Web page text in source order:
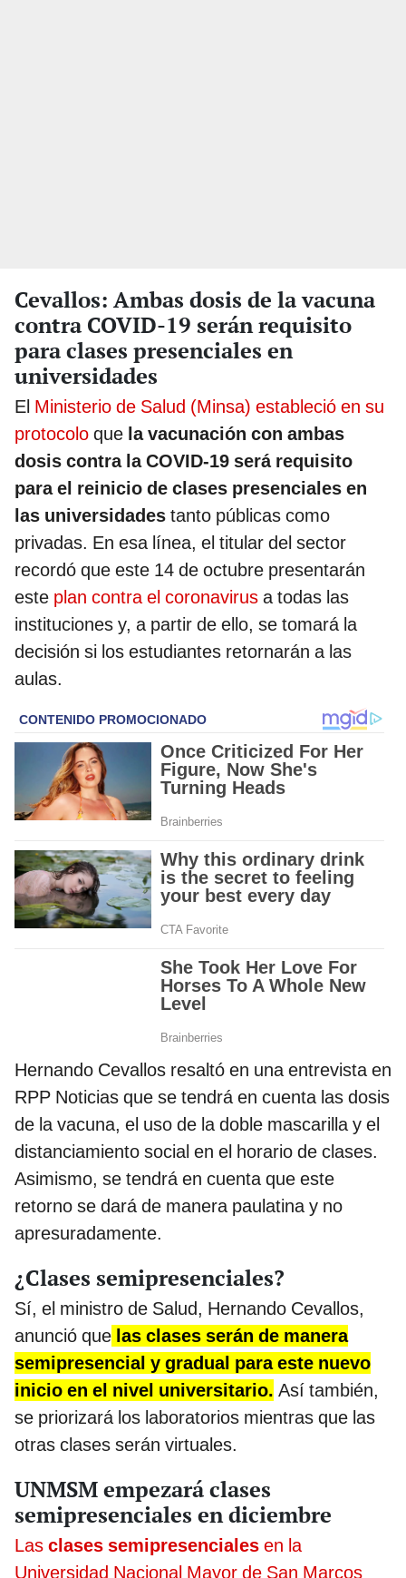
Cevallos: Ambas dosis de la vacuna
contra COVID-19 serán requisito
para clases presenciales en
universidades
El Ministerio de Salud (Minsa) estableció en su
protocolo que la vacunación con ambas
dosis contra la COVID-19 será requisito
para el reinicio de clases presenciales en
las universidades tanto públicas como
privadas. En esa línea, el titular del sector
recordó que este 14 de octubre presentarán
este plan contra el coronavirus a todas las
instituciones y, a partir de ello, se tomará la
decisión si los estudiantes retornarán a las
aulas.
Hernando Cevallos resaltó en una entrevista en
RPP Noticias que se tendrá en cuenta las dosis
de la vacuna, el uso de la doble mascarilla y el
distanciamiento social en el horario de clases.
Asimismo, se tendrá en cuenta que este
retorno se dará de manera paulatina y no
apresuradamente.
¿Clases semipresenciales?
Sí, el ministro de Salud, Hernando Cevallos,
anunció que las clases serán de manera
semipresencial y gradual para este nuevo
inicio en el nivel universitario. Así también,
se priorizará los laboratorios mientras que las
otras clases serán virtuales.
UNMSM empezará clases
semipresenciales en diciembre
Las clases semipresenciales en la
Universidad Nacional Mayor de San Marcos